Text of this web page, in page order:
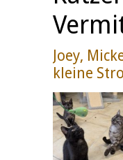
Joey,
kleine